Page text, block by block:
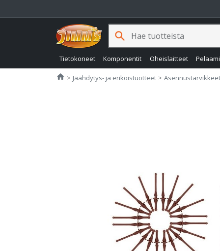
Tietokoneet Komponentit Oheislaitteet
search
home Jimms.fi
Jäähdytys- ja erikoistuotteet Asennustarvikkeet